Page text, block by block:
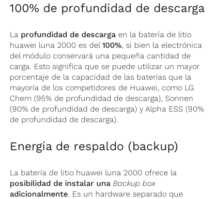
100% de profundidad de descarga
La profundidad de descarga en la batería de litio
huawei luna 2000 es del100%, si bien la electrónica
del módulo conservará una pequeña cantidad de
carga. Esto significa que se puede utilizar un mayor
porcentaje de la capacidad de las baterías que la
mayoría de los competidores de Huawei, como LG
Chem (95% de profundidad de descarga), Sonnen
(90% de profundidad de descarga) y Alpha ESS (90%
de profundidad de descarga).
Energía de respaldo (backup)
La batería de litio huawei luna 2000 ofrece la
posibilidad de instalar unaBackup box
adicionalmente. Es un hardware separado que